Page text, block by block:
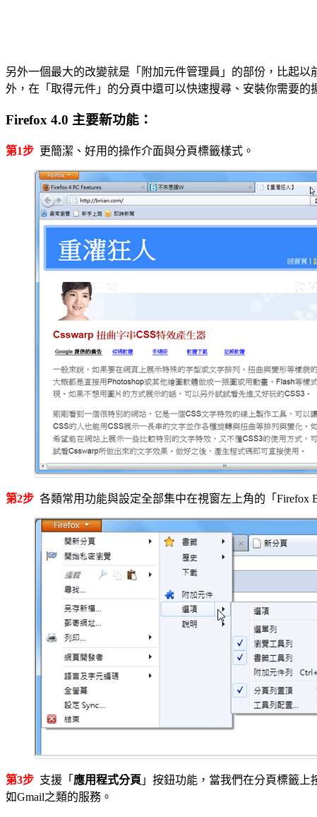
另外一個最大的改變就是「附加元件管理員」的部份，比起
外，在「取得元件」的分頁中還可以快速搜尋、安裝你需要
Firefox 4.0 主要新功能：
第1步 更簡潔、好用的操作介面與分頁標籤樣式。
第2步 各類常用功能與設定全部集中在視窗左上角的「Firefox
第3步 支援「 應用程式分頁 」按鈕功能，當我們在分頁標籤上
如Gmail之類的服務。